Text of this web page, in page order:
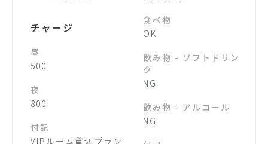
チャージ
昼
500
夜
800
付記
食べ物
OK
飲み物 - ソフトドリン
ク
NG
飲み物 - アルコール
NG